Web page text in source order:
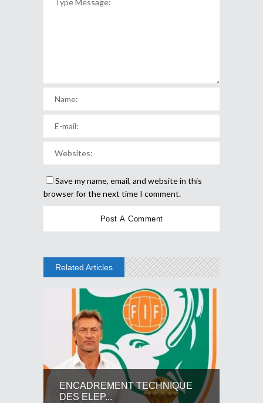
Save my name, email, and website in this
browser for the next time I comment.
Related Articles
ENCADREMENT TECHNIQUE
DES ELEP...